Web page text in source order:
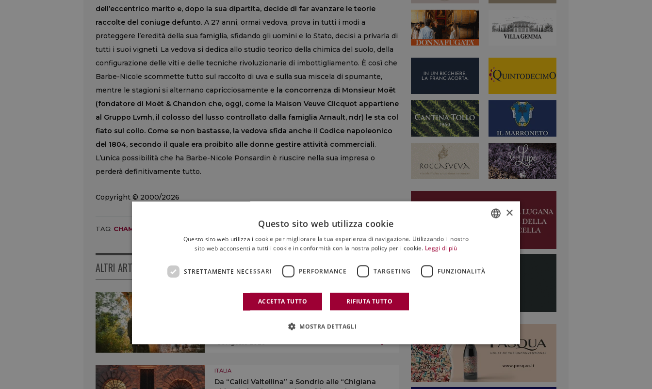
dell’eccentrico marito e, dopo la sua dipartita, decide di far avanzare le teorie
raccolte del coniuge defunto. A 27 anni, ormai vedova, prova in tutti i modi a
proteggere l’eredità della sua famiglia, sfidando gli uomini e lo Stato, decisi a privarla di
tutti i suoi vigneti. La vedova si dedica allo studio teorico della chimica del suolo, della
configurazione delle viti e delle tecniche rivoluzionarie di imbottigliamento. È così che
Barbe-Nicole scommette tutto sul raccolto di uva e sulla sua miscela di spumante,
mentre le stagioni si alternano capricciosamente e la concorrenza di Monsieur Moët
(fondatore di Moët & Chandon che, oggi, come la Maison Veuve Clicquot appartiene
al Gruppo Lvmh, il colosso del lusso controllato dalla famiglia Arnault, ndr) le sta col
fiato sul collo. Come se non bastasse, la vedova sfida anche il Codice napoleonico
del 1804, secondo il quale era proibito alle donne gestire attività commerciali.
L’unica possibilità che ha Barbe-Nicole Ponsardin è riuscire nella sua impresa o
perderà definitivamente tutto.
Copyright © 2000/2026
TAG: CHAMPAGNE GRUPPO LVMH,MADAME CLICQUOT,VEUVE CLIQUOT
ALTRI ARTICOLI
Nasce sull’Etna un percorso diffuso in cui le
ITALIA
Da “Calici Valtellina” a Sondrio alle “Chigiana
×
Questo sito web utilizza cookie
Questo sito web utilizza i cookie per migliorare la tua esperienza di navigazione. Utilizzando il nostro
sito web acconsenti a tutti i cookie in conformità con la nostra policy per i cookie. Leggi di più
STRETTAMENTE NECESSARI PERFORMANCE TARGETING FUNZIONALITÀ
ACCETTA TUTTO RIFIUTA TUTTO
MOSTRA DETTAGLI